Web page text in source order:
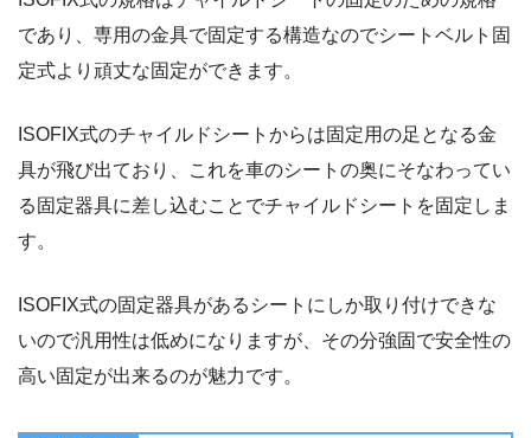
であり、専用の金具で固定する構造なのでシートベルト固
定式より頑丈な固定ができます。
ISOFIX式のチャイルドシートからは固定用の足となる金
具が飛び出ており、これを車のシートの奥にそなわってい
る固定器具に差し込むことでチャイルドシートを固定しま
す。
ISOFIX式の固定器具があるシートにしか取り付けできな
いので汎用性は低めになりますが、その分強固で安全性の
高い固定が出来るのが魅力です。